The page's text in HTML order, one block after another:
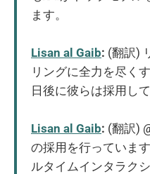
ます。
Lisan al Gaib: (翻訳)
リングに全力を尽く
日後に彼らは採用し
Lisan al Gaib: (翻訳)
の採用を行っていま
ルタイムインタラク